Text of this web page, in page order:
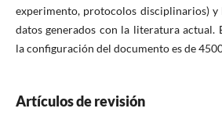
experimento, protocolos disciplinarios)
datos generados con la literatura actual.
la configuración del documento es de
Artículos de revisión